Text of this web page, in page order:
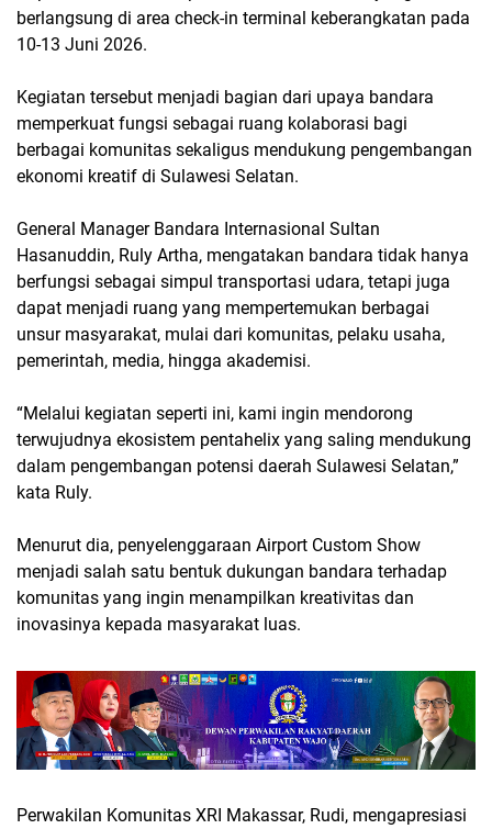
berlangsung di area check-in terminal keberangkatan pada
10-13 Juni 2026.
Kegiatan tersebut menjadi bagian dari upaya bandara
memperkuat fungsi sebagai ruang kolaborasi bagi
berbagai komunitas sekaligus mendukung pengembangan
ekonomi kreatif di Sulawesi Selatan.
General Manager Bandara Internasional Sultan
Hasanuddin, Ruly Artha, mengatakan bandara tidak hanya
berfungsi sebagai simpul transportasi udara, tetapi juga
dapat menjadi ruang yang mempertemukan berbagai
unsur masyarakat, mulai dari komunitas, pelaku usaha,
pemerintah, media, hingga akademisi.
“Melalui kegiatan seperti ini, kami ingin mendorong
terwujudnya ekosistem pentahelix yang saling mendukung
dalam pengembangan potensi daerah Sulawesi Selatan,”
kata Ruly.
Menurut dia, penyelenggaraan Airport Custom Show
menjadi salah satu bentuk dukungan bandara terhadap
komunitas yang ingin menampilkan kreativitas dan
inovasinya kepada masyarakat luas.
Perwakilan Komunitas XRI Makassar, Rudi, mengapresiasi